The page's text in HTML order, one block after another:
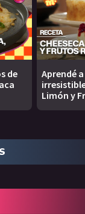
de
Aprendé
Limón y